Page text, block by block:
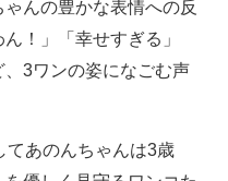
んの豊かな表情への反
！」「幸せすぎる」
3ワンの姿になごむ声
あのんちゃんは3歳